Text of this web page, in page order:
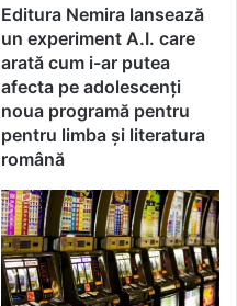
Editura Nemira lansează
un experiment A.I. care
arată cum i-ar putea
afecta pe adolescenți
noua programă pentru
pentru limba și literatura
română